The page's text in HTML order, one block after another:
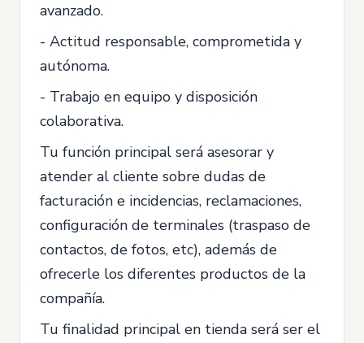
avanzado.
- Actitud responsable, comprometida y
autónoma.
- Trabajo en equipo y disposición
colaborativa.
Tu función principal será asesorar y
atender al cliente sobre dudas de
facturación e incidencias, reclamaciones,
configuración de terminales (traspaso de
contactos, de fotos, etc), además de
ofrecerle los diferentes productos de la
compañía.
Tu finalidad principal en tienda será ser el